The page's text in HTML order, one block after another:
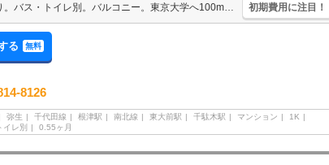
オートロック。室内に洗濯機置場あり。バス・トイレ別。バルコニー。東京大学へ100m。広々居室8帖。2路線3駅利用可能で都心へのアクセス良好。最上階。スーパーが近く(350m)買物便利。駐輪場有。 初期費用に注目！
る 無料
8126
弥生 千代田線 根津駅 南北線 東大前駅 千駄木駅 マンション
1K
イレ別
0.55ヶ月